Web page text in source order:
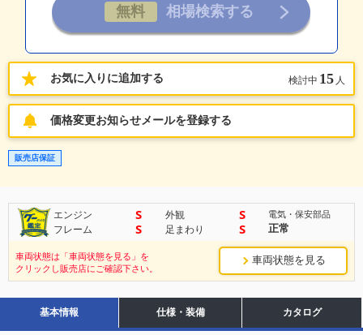
お気に入りに追加する 検討中 15 人
価格変更お知らせメールを登録する
販売店保証
エンジン S 外観 S
フレーム S 足まわり S
電気・保安部品
正常
車両状態は「車両状態を見る」を
クリックし販売店にご確認下さい。
車両状態を見る
基本情報 仕様・装備 カタログ